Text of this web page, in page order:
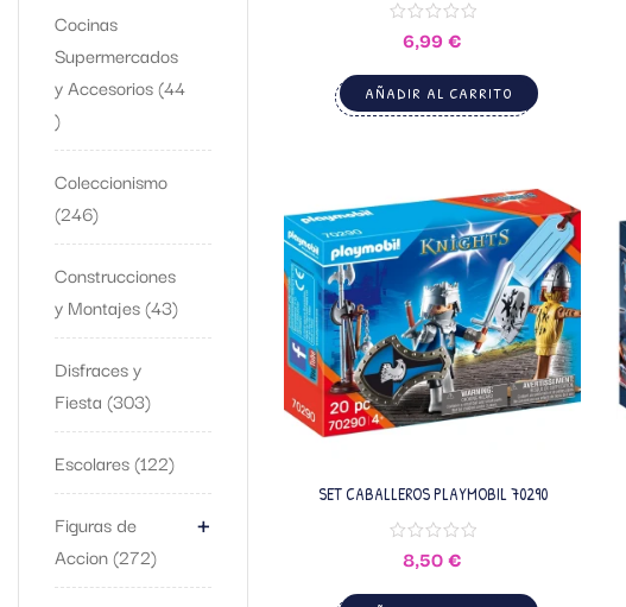
Cocinas
Supermercados
y Accesorios 44
Coleccionismo
246
Construcciones
y Montajes 43
Disfraces y
Fiesta 303
Escolares 122
Figuras de
Accion 272
+
6,99 €
AÑADIR AL CARRITO
SET CABALLEROS PLAYMOBIL 70290
8,50€